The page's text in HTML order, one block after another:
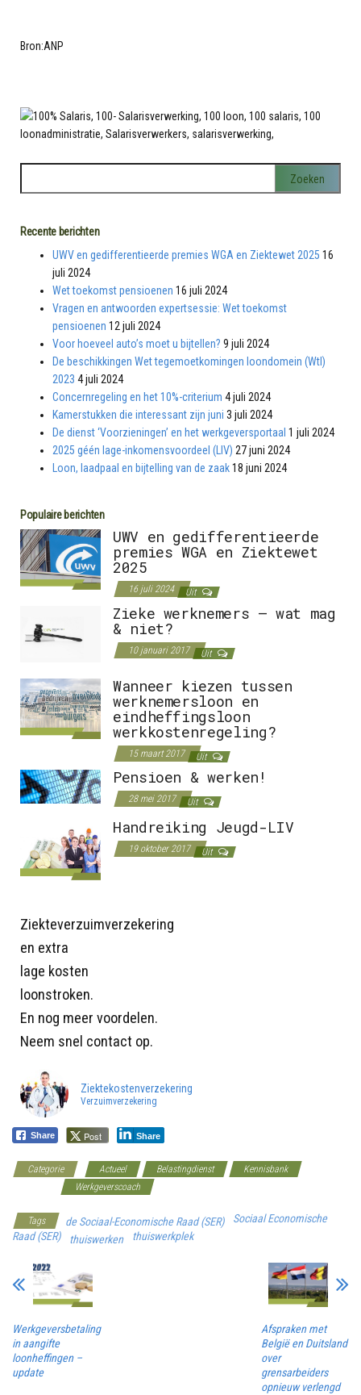
Bron:ANP
Recente berichten
UWV en gedifferentieerde premies WGA en Ziektewet 2025 16
juli 2024
Wet toekomst pensioenen 16 juli 2024
Vragen en antwoorden expertsessie: Wet toekomst
pensioenen 12 juli 2024
Voor hoeveel auto’s moet u bijtellen? 9 juli 2024
De beschikkingen Wet tegemoetkomingen loondomein (Wtl)
2023 4 juli 2024
Concernregeling en het 10%-criterium 4 juli 2024
Kamerstukken die interessant zijn juni 3 juli 2024
De dienst ‘Voorzieningen’ en het werkgeversportaal 1 juli 2024
2025 géén lage-inkomensvoordeel (LIV) 27 juni 2024
Loon, laadpaal en bijtelling van de zaak18 juni 2024
Populaire berichten
UWV en gedifferentieerde
premies WGA en Ziektewet
2025
16 juli 2024 Uit
Zieke werknemers – wat mag
& niet?
10 januari 2017 Uit
Wanneer kiezen tussen
werknemersloon en
eindheffingsloon
werkkostenregeling?
15 maart 2017 Uit
Pensioen & werken!
28 mei 2017 Uit
Handreiking Jeugd-LIV
19 oktober 2017 Uit
Ziekteverzuimverzekering
en extra
lage kosten
loonstroken.
En nog meer voordelen.
Neem snel contact op.
Ziektekostenverzekering
Verzuimverzekering
Share Post Share
Categorie Actueel Belastingdienst
Kennisbank
Werkgeverscoach
Tags de Sociaal-Economische Raad (SER)
Sociaal Economische
Raad (SER)
thuiswerken thuiswerkplek
Werkgeversbetaling
in aangifte
loonheffingen –
update
Afspraken met
België en Duitsland
over
grensarbeiders
opnieuw verlengd